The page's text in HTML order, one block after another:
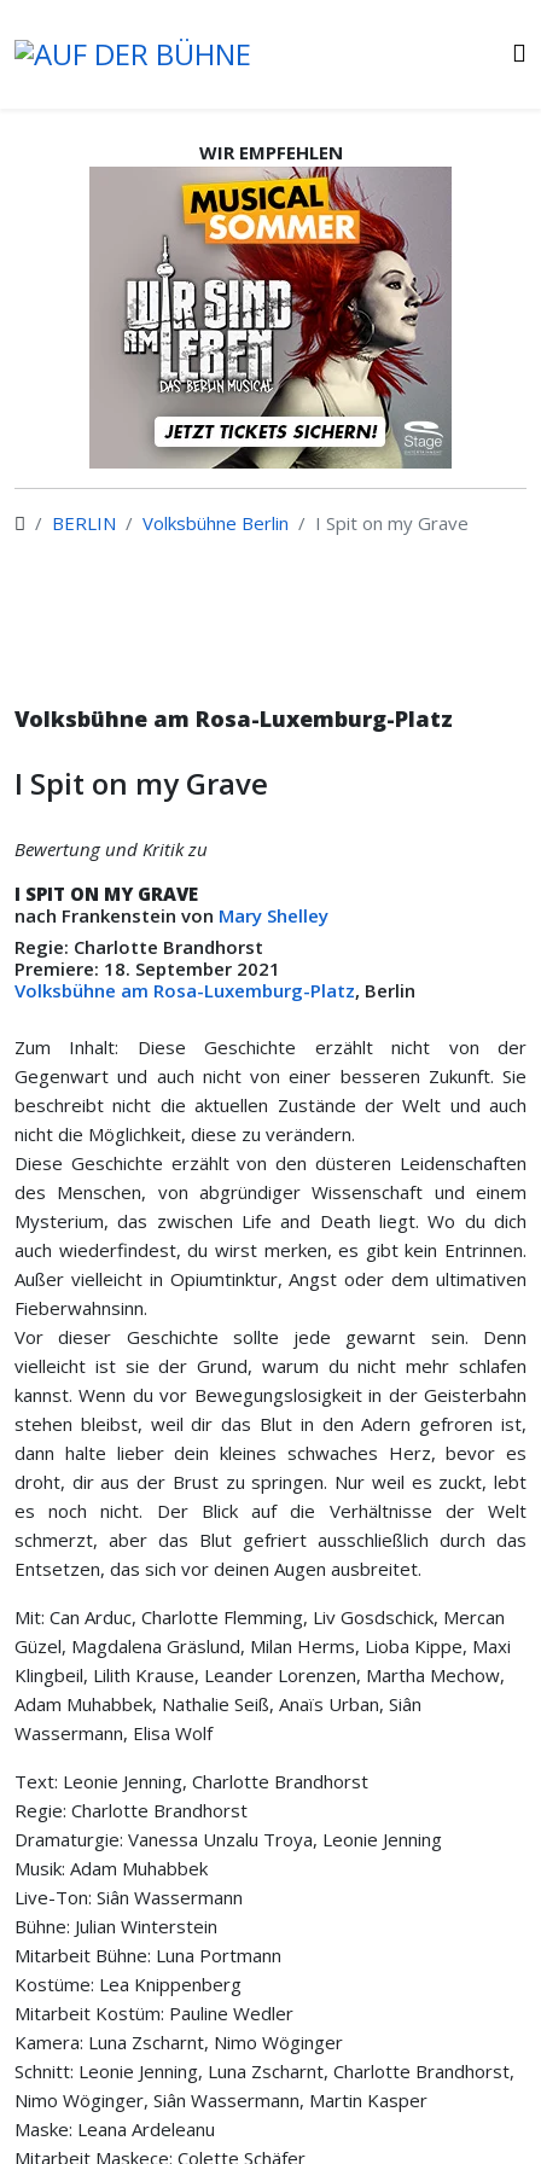
WIR EMPFEHLEN
BERLIN Volksbühne Berlin I Spit on my Grave
Volksbühne am Rosa-Luxemburg-Platz
I Spit on my Grave
Bewertung und Kritik zu
I SPIT ON MY GRAVE
nach Frankenstein von Mary Shelley
Regie: Charlotte Brandhorst
Premiere: 18. September 2021
Volksbühne am Rosa-Luxemburg-Platz, Berlin
Zum Inhalt: Diese Geschichte erzählt nicht von der
Gegenwart und auch nicht von einer besseren Zukunft. Sie
beschreibt nicht die aktuellen Zustände der Welt und auch
nicht die Möglichkeit, diese zu verändern.
Diese Geschichte erzählt von den düsteren Leidenschaften
des Menschen, von abgründiger Wissenschaft und einem
Mysterium, das zwischen Life and Death liegt. Wo du dich
auch wiederfindest, du wirst merken, es gibt kein Entrinnen.
Außer vielleicht in Opiumtinktur, Angst oder dem ultimativen
Fieberwahnsinn.
Vor dieser Geschichte sollte jede gewarnt sein. Denn
vielleicht ist sie der Grund, warum du nicht mehr schlafen
kannst. Wenn du vor Bewegungslosigkeit in der Geisterbahn
stehen bleibst, weil dir das Blut in den Adern gefroren ist,
dann halte lieber dein kleines schwaches Herz, bevor es
droht, dir aus der Brust zu springen. Nur weil es zuckt, lebt
es noch nicht. Der Blick auf die Verhältnisse der Welt
schmerzt, aber das Blut gefriert ausschließlich durch das
Entsetzen, das sich vor deinen Augen ausbreitet.
Mit: Can Arduc, Charlotte Flemming, Liv Gosdschick, Mercan
Güzel, Magdalena Gräslund, Milan Herms, Lioba Kippe, Maxi
Klingbeil, Lilith Krause, Leander Lorenzen, Martha Mechow,
Adam Muhabbek, Nathalie Seiß, Anaïs Urban, Siân
Wassermann, Elisa Wolf
Text: Leonie Jenning, Charlotte Brandhorst
Regie: Charlotte Brandhorst
Dramaturgie: Vanessa Unzalu Troya, Leonie Jenning
Musik: Adam Muhabbek
Live-Ton: Siân Wassermann
Bühne: Julian Winterstein
Mitarbeit Bühne: Luna Portmann
Kostüme: Lea Knippenberg
Mitarbeit Kostüm: Pauline Wedler
Kamera: Luna Zscharnt, Nimo Wöginger
Schnitt: Leonie Jenning, Luna Zscharnt, Charlotte Brandhorst,
Nimo Wöginger, Siân Wassermann, Martin Kasper
Maske: Leana Ardeleanu
Mitarbeit Maskece: Colette Schäfer